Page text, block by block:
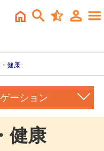
健康
ーション
健康